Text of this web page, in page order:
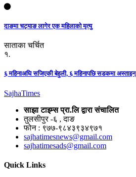
दाङमा चट्याङ लागेर एक महिलाको मृत्यु
साताका चर्चित
१.
६ महिनाअघि सजिएकी बेहुली, ६ महिनापछि सडकमा अस्ताइन्
SajhaTimes
साझा टाइम्स प्रा.लि द्वारा संचालित
तुलसीपुर -६ , दाङ
फोन : ९७७-९८४३९३४९७१
sajhatimesnews@gmail.com
sajhatimesads@gmail.com
Quick Links